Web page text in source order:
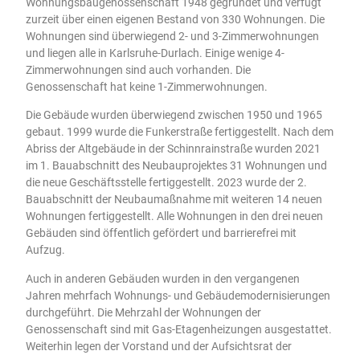
zurzeit über einen eigenen Bestand von 330 Wohnungen. Die
Wohnungen sind überwiegend 2- und 3-Zimmerwohnungen
und liegen alle in Karlsruhe-Durlach. Einige wenige 4-
Zimmerwohnungen sind auch vorhanden. Die
Genossenschaft hat keine 1-Zimmerwohnungen.
Die Gebäude wurden überwiegend zwischen 1950 und 1965
gebaut. 1999 wurde die Funkerstraße fertiggestellt. Nach dem
Abriss der Altgebäude in der Schinnrainstraße wurden 2021
im 1. Bauabschnitt des Neubauprojektes 31 Wohnungen und
die neue Geschäftsstelle fertiggestellt. 2023 wurde der 2.
Bauabschnitt der Neubaumaßnahme mit weiteren 14 neuen
Wohnungen fertiggestellt. Alle Wohnungen in den drei neuen
Gebäuden sind öffentlich gefördert und barrierefrei mit
Aufzug.
Auch in anderen Gebäuden wurden in den vergangenen
Jahren mehrfach Wohnungs- und Gebäudemodernisierungen
durchgeführt. Die Mehrzahl der Wohnungen der
Genossenschaft sind mit Gas-Etagenheizungen ausgestattet.
Weiterhin legen der Vorstand und der Aufsichtsrat der